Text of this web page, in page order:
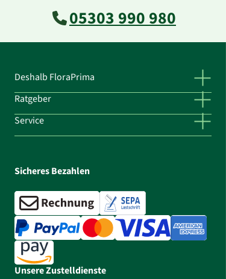
05303 990 980
Deshalb FloraPrima
Ratgeber
Service
Sicheres Bezahlen
Unsere Zustelldienste